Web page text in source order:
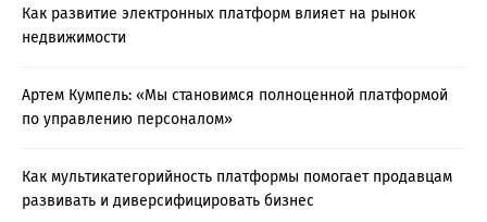
Как развитие электронных платформ влияет на рынок
недвижимости
Артем Кумпель: «Мы становимся полноценной платформой
по управлению персоналом»
Как мультикатегорийность платформы помогает продавцам
развивать и диверсифицировать бизнес